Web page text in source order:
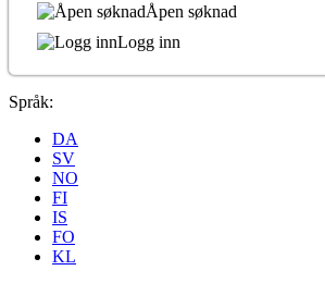
Åpen søknad
Logg inn
Språk:
DA
SV
NO
FI
IS
FO
KL